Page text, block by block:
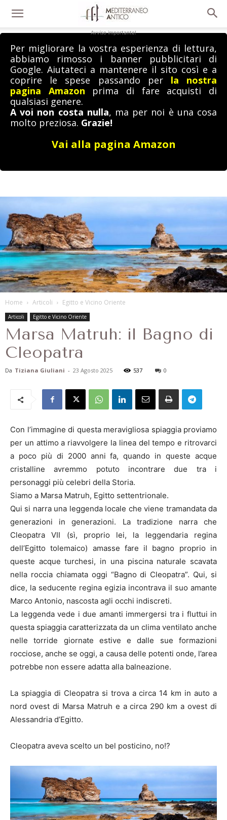
Avviso importante!
Per migliorare la vostra esperienza di lettura,
abbiamo rimosso i banner pubblicitari di
Google. Aiutateci a mantenere il sito così e a
coprire le spese passando per la nostra
pagina Amazon prima di fare acquisti di
qualsiasi genere.
A voi non costa nulla, ma per noi è una cosa
molto preziosa. Grazie!
Vai alla pagina Amazon
Home Articoli Egitto e Vicino Oriente
Articoli Egitto e Vicino Oriente
Marsa Matruh: il Bagno di
Cleopatra
Da Tiziana Giuliani - 23 Agosto 2025 537 0
Con l’immagine di questa meravigliosa spiaggia proviamo
per un attimo a riavvolgere la linea del tempo e ritrovarci
a poco più di 2000 anni fa, quando in queste acque
cristalline avremmo potuto incontrare due tra i
personaggi più celebri della Storia.
Siamo a Marsa Matruh, Egitto settentrionale.
Qui si narra una leggenda locale che viene tramandata da
generazioni in generazioni. La tradizione narra che
Cleopatra VII (sì, proprio lei, la leggendaria regina
dell’Egitto tolemaico) amasse fare il bagno proprio in
queste acque turchesi, in una piscina naturale scavata
nella roccia chiamata oggi “Bagno di Cleopatra”. Qui, si
dice, la seducente regina egizia incontrava il suo amante
Marco Antonio, nascosta agli occhi indiscreti.
La leggenda vede i due amanti immergersi tra i fluttui in
questa spiaggia caratterizzata da un clima ventilato anche
nelle torride giornate estive e dalle sue formazioni
rocciose, anche se oggi, a causa delle potenti onde, l’area
potrebbe non essere adatta alla balneazione.
La spiaggia di Cleopatra si trova a circa 14 km in auto a
nord ovest di Marsa Matruh e a circa 290 km a ovest di
Alessandria d’Egitto.
Cleopatra aveva scelto un bel posticino, no!?